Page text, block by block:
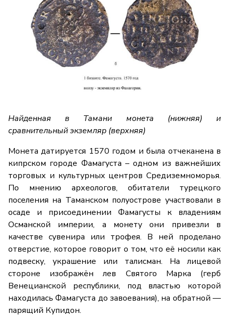
Найденная в Тамани монета (нижняя) и
сравнительный экземляр (верхняя)
Монета датируется 1570 годом и была отчеканена в
кипрском городе Фамагуста – одном из важнейших
торговых и культурных центров Средиземноморья.
По мнению археологов, обитатели турецкого
поселения на Таманском полуострове участвовали в
осаде и присоединении Фамагусты к владениям
Османской империи, а монету они привезли в
качестве сувенира или трофея. В ней проделано
отверстие, которое говорит о том, что её носили как
подвеску, украшение или талисман. На лицевой
стороне изображён лев Святого Марка (герб
Венецианской республики, под властью которой
находилась Фамагуста до завоевания), на обратной —
парящий Купидон.